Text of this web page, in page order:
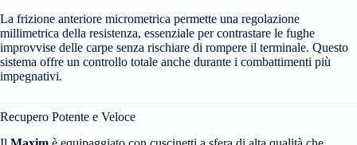
La frizione anteriore micrometrica permette una regolazione
millimetrica della resistenza, essenziale per contrastare le fughe
improvvise delle carpe senza rischiare di rompere il terminale. Questo
sistema offre un controllo totale anche durante i combattimenti più
impegnativi.
Recupero Potente e Veloce